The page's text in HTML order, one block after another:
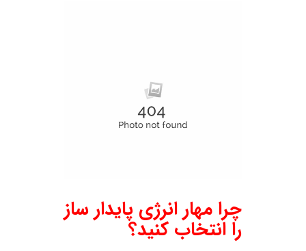
چرا مهار انرژی پایدار ساز
را انتخاب کنید؟